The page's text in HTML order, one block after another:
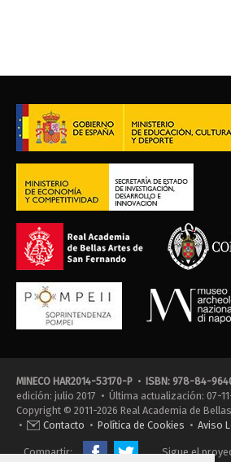
MINECO HAR2014-53170-P • ISBN: 978-84-
edición: julio 2017 • Última actualización: 07-
Copyright © 2011-2026 Real Academia de
•
Contacto • Política de Cookies • Aviso
Sigue el
Compartir: